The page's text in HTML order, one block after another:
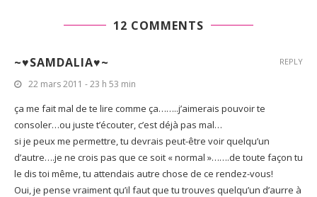
12 COMMENTS
~♥SAMDALIA♥~
22 mars 2011 - 23 h 53 min
ça me fait mal de te lire comme ça……..j’aimerais pouvoir te
consoler…ou juste t’écouter, c’est déjà pas mal…
si je peux me permettre, tu devrais peut-être voir quelqu’un
d’autre….je ne crois pas que ce soit « normal »…….de toute façon tu
le dis toi même, tu attendais autre chose de ce rendez-vous!
Oui, je pense vraiment qu’il faut que tu trouves quelqu’un d’aurre à
REPLY